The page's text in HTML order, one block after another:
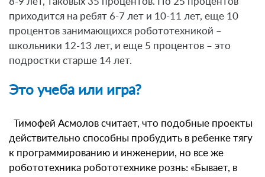
приходится на ребят 6-7 лет и 10-11 лет, еще 10
процентов занимающихся робототехникой –
школьники 12-13 лет, и еще 5 процентов – это
подростки старше 14 лет.
Это учеба или игра?
Тимофей Асмолов считает, что подобные проекты
действительно способны пробудить в ребенке тягу
к программированию и инженерии, но все же
робототехника робототехнике рознь: «Бывает, в